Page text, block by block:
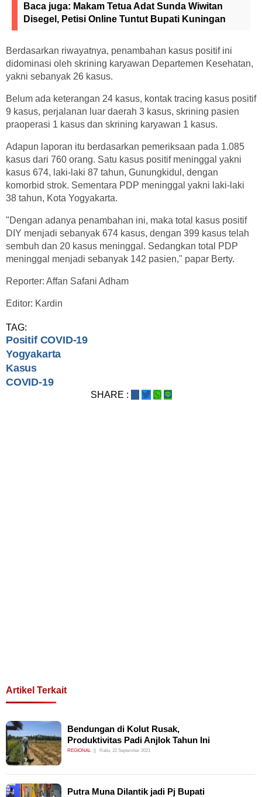
Baca juga: Makam Tetua Adat Sunda Wiwitan
Disegel, Petisi Online Tuntut Bupati Kuningan
Berdasarkan riwayatnya, penambahan kasus positif ini
didominasi oleh skrining karyawan Departemen Kesehatan,
yakni sebanyak 26 kasus.
Belum ada keterangan 24 kasus, kontak tracing kasus positif
9 kasus, perjalanan luar daerah 3 kasus, skrining pasien
praoperasi 1 kasus dan skrining karyawan 1 kasus.
Adapun laporan itu berdasarkan pemeriksaan pada 1.085
kasus dari 760 orang. Satu kasus positif meninggal yakni
kasus 674, laki-laki 87 tahun, Gunungkidul, dengan
komorbid strok. Sementara PDP meninggal yakni laki-laki
38 tahun, Kota Yogyakarta.
"Dengan adanya penambahan ini, maka total kasus positif
DIY menjadi sebanyak 674 kasus, dengan 399 kasus telah
sembuh dan 20 kasus meninggal. Sedangkan total PDP
meninggal menjadi sebanyak 142 pasien," papar Berty.
Reporter: Affan Safani Adham
Editor: Kardin
TAG:
Positif COVID-19
Yogyakarta
Kasus
COVID-19
SHARE :
Artikel Terkait
Bendungan di Kolut Rusak,
Produktivitas Padi Anjlok Tahun Ini
REGIONAL Rabu, 22 September 2021
Putra Muna Dilantik jadi Pj Bupati